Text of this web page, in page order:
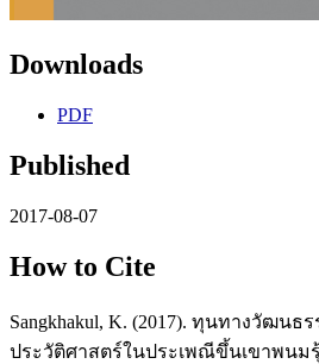
Downloads
PDF
Published
2017-08-07
How to Cite
Sangkhakul, K. (2017). ทุนทางวัฒน
ประวัติศาสตร์ในประเพณีขึ้นเขาพนมรุ้ง